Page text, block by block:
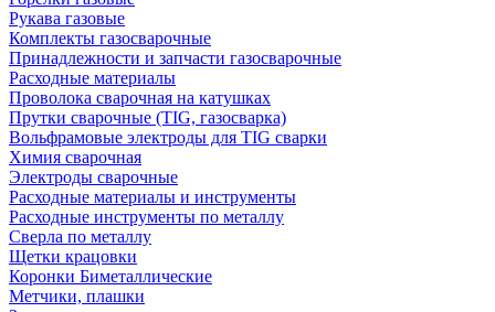
Рукава газовые
Комплекты газосварочные
Принадлежности и запчасти газосварочные
Расходные материалы
Проволока сварочная на катушках
Прутки сварочные (TIG, газосварка)
Вольфрамовые электроды для TIG сварки
Химия сварочная
Электроды сварочные
Расходные материалы и инструменты
Расходные инструменты по металлу
Сверла по металлу
Щетки крацовки
Коронки Биметаллические
Метчики, плашки